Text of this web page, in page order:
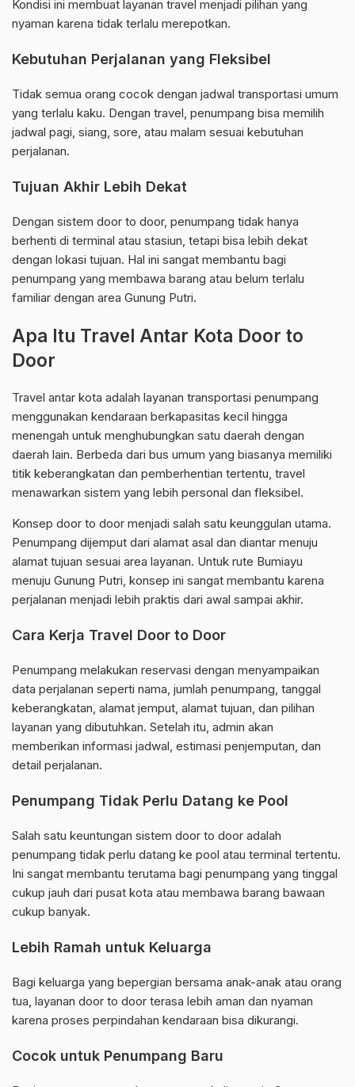
Kondisi ini membuat layanan travel menjadi pilihan yang
nyaman karena tidak terlalu merepotkan.
Kebutuhan Perjalanan yang Fleksibel
Tidak semua orang cocok dengan jadwal transportasi umum
yang terlalu kaku. Dengan travel, penumpang bisa memilih
jadwal pagi, siang, sore, atau malam sesuai kebutuhan
perjalanan.
Tujuan Akhir Lebih Dekat
Dengan sistem door to door, penumpang tidak hanya
berhenti di terminal atau stasiun, tetapi bisa lebih dekat
dengan lokasi tujuan. Hal ini sangat membantu bagi
penumpang yang membawa barang atau belum terlalu
familiar dengan area Gunung Putri.
Apa Itu Travel Antar Kota Door to
Door
Travel antar kota adalah layanan transportasi penumpang
menggunakan kendaraan berkapasitas kecil hingga
menengah untuk menghubungkan satu daerah dengan
daerah lain. Berbeda dari bus umum yang biasanya memiliki
titik keberangkatan dan pemberhentian tertentu, travel
menawarkan sistem yang lebih personal dan fleksibel.
Konsep door to door menjadi salah satu keunggulan utama.
Penumpang dijemput dari alamat asal dan diantar menuju
alamat tujuan sesuai area layanan. Untuk rute Bumiayu
menuju Gunung Putri, konsep ini sangat membantu karena
perjalanan menjadi lebih praktis dari awal sampai akhir.
Cara Kerja Travel Door to Door
Penumpang melakukan reservasi dengan menyampaikan
data perjalanan seperti nama, jumlah penumpang, tanggal
keberangkatan, alamat jemput, alamat tujuan, dan pilihan
layanan yang dibutuhkan. Setelah itu, admin akan
memberikan informasi jadwal, estimasi penjemputan, dan
detail perjalanan.
Penumpang Tidak Perlu Datang ke Pool
Salah satu keuntungan sistem door to door adalah
penumpang tidak perlu datang ke pool atau terminal tertentu.
Ini sangat membantu terutama bagi penumpang yang tinggal
cukup jauh dari pusat kota atau membawa barang bawaan
cukup banyak.
Lebih Ramah untuk Keluarga
Bagi keluarga yang bepergian bersama anak-anak atau orang
tua, layanan door to door terasa lebih aman dan nyaman
karena proses perpindahan kendaraan bisa dikurangi.
Cocok untuk Penumpang Baru